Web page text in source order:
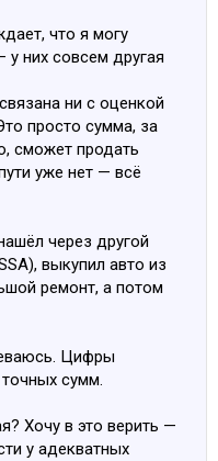
что я могу
них совсем другая
ни с оценкой
просто сумма, за
сможет продать
уже нет — всё
через другой
выкупил авто из
ремонт, а потом
Цифры
сумм.
Хочу в это верить —
у адекватных